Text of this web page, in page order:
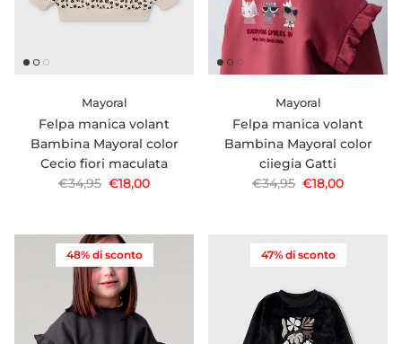
Mayoral
Felpa manica volant
Bambina Mayoral color
Cecio fiori maculata
Prezzo normale
€34,95 Prezzo di vendita
€18,00
Mayoral
Felpa manica volant
Bambina Mayoral color
ciiegia Gatti
Prezzo normale
€34,95 Prezzo di
€18,00
48% di sconto 47% di sconto